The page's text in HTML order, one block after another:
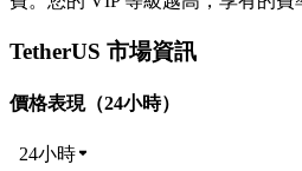
TetherUS 市場資訊
價格表現（24小時）
24小時